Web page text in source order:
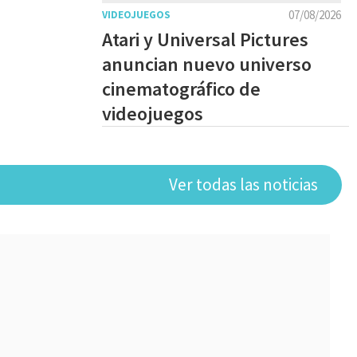
07/08/2026
VIDEOJUEGOS
Atari y Universal Pictures
anuncian nuevo universo
cinematográfico de
videojuegos
Ver todas las noticias